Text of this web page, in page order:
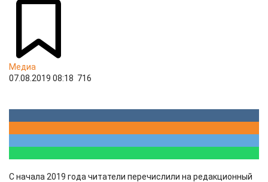
Медиа
07.08.2019 08:18 716
С начала 2019 года читатели перечислили на редакционный